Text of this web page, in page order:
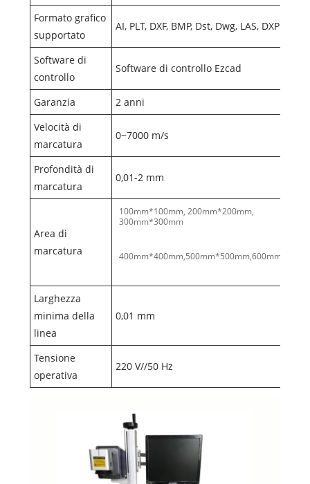
Formato grafico
supportato
AI, PLT, DXF, BMP, Dst, Dwg, LAS, DXP
Software di
controllo
Software di controllo Ezcad
Garanzia
2 anni
Velocità di
marcatura
0~7000 m/s
Profondità di
marcatura
0,01-2 mm
Area di
marcatura
100mm*100mm, 200mm*200mm,
300mm*300mm
Larghezza
minima della
linea
0,01 mm
Tensione
operativa
220 V//50 Hz